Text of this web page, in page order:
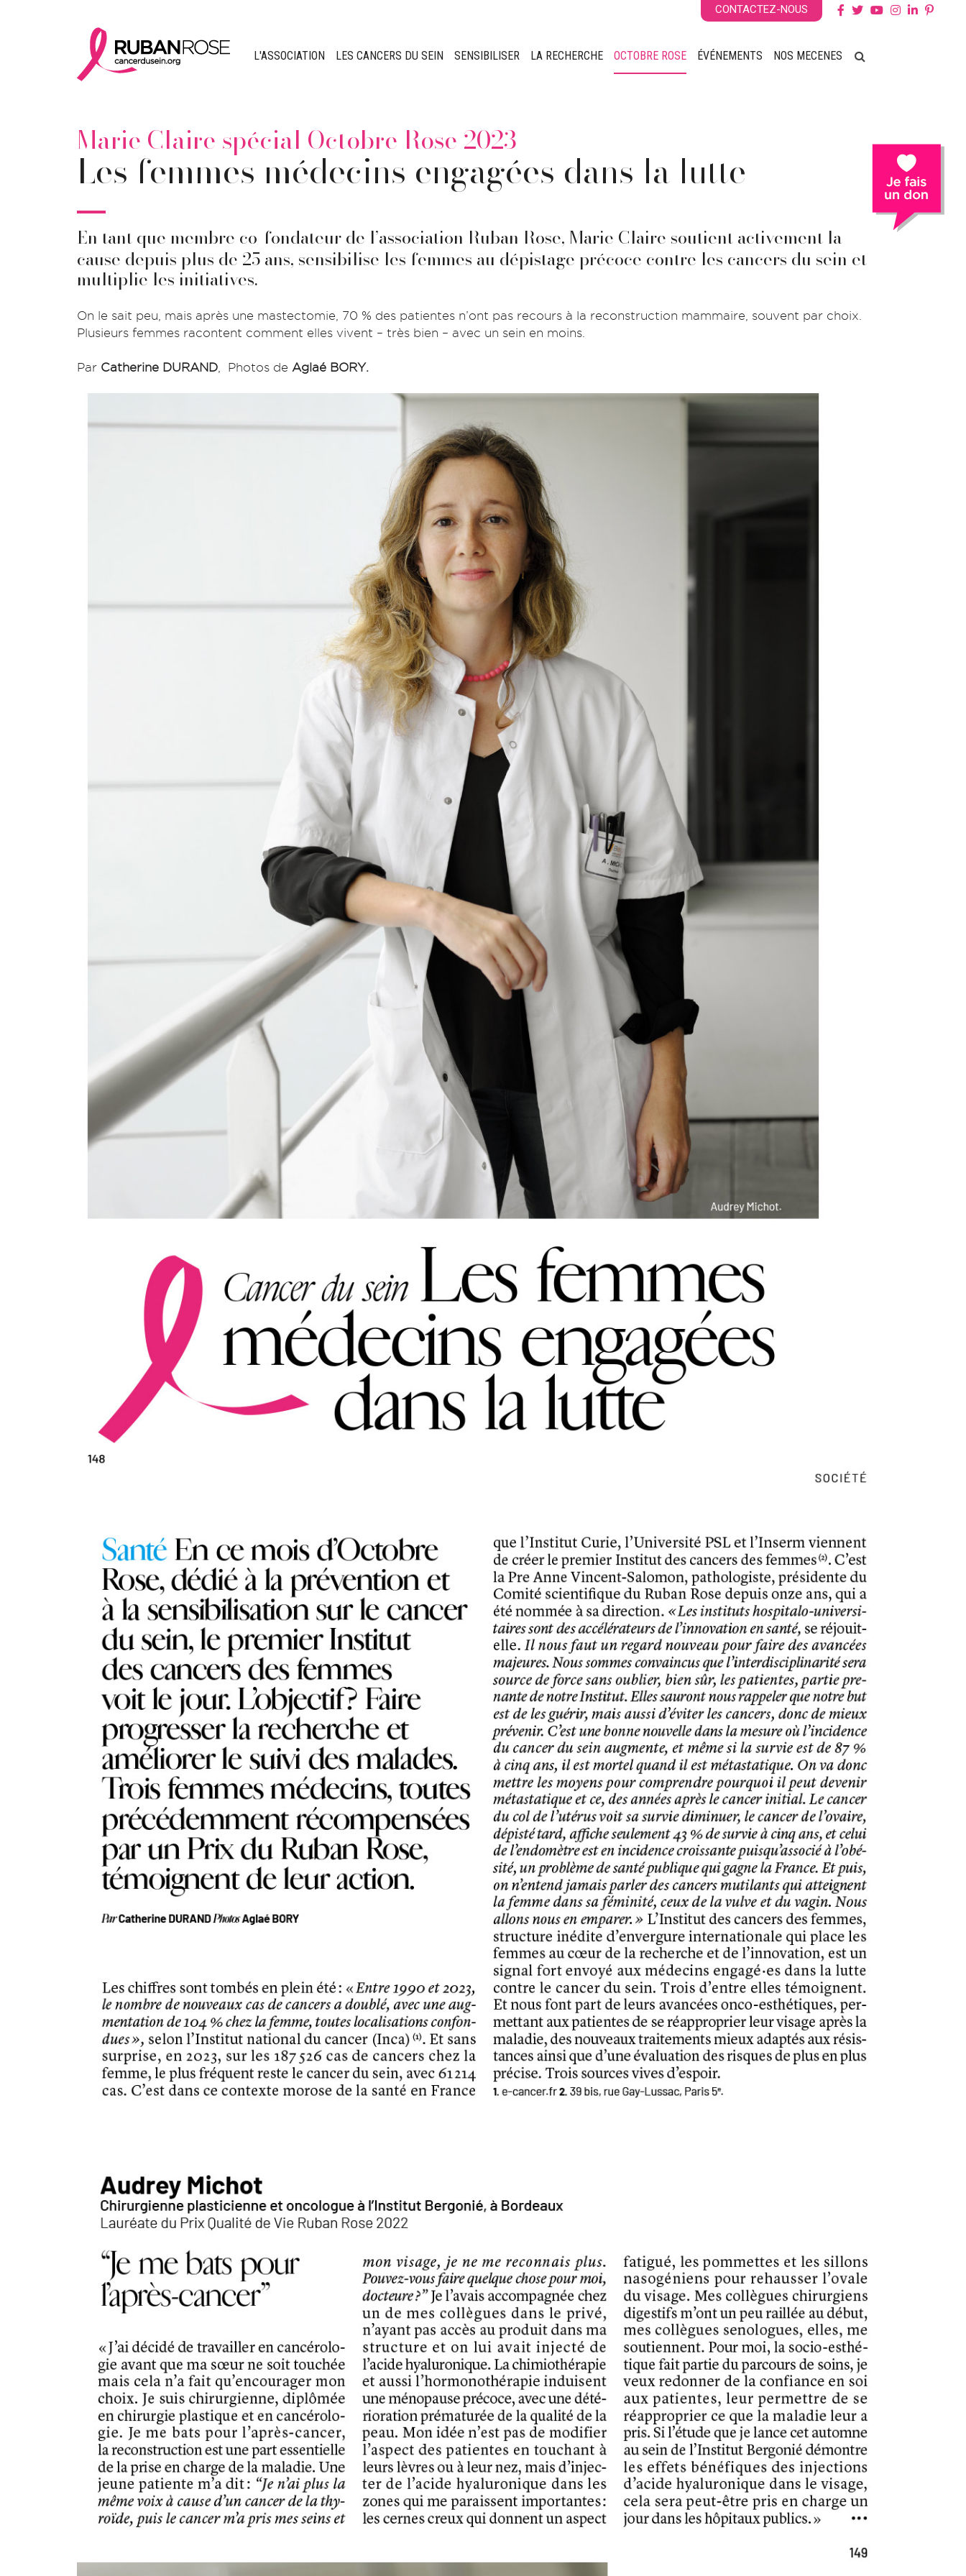
CONTACTEZ-NOUS
L'ASSOCIATION LES CANCERS DU SEIN SENSIBILISER LA RECHERCHE OCTOBRE ROSE ÉVÉNEMENTS NOS MECENES
Marie Claire spécial Octobre Rose 2023
Les femmes médecins engagées dans la lutte
En tant que membre co-fondateur de l’association Ruban Rose,Marie Claire soutient activement la
cause depuis plus de 25 ans, sensibilise les femmes au dépistage précoce contre les cancers du sein et
multiplie les initiatives.
On le sait peu, mais après une mastectomie, 70 % des patientes n’ont pas recours à la reconstruction mammaire, souvent par choix.
Plusieurs femmes racontent comment elles vivent – très bien – avec un sein en moins.
Par Catherine DURAND , Photos de Aglaé BORY.